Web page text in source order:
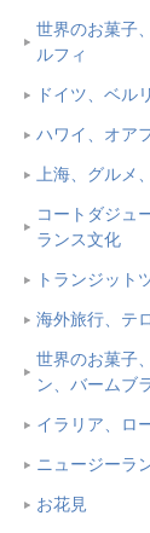
世界のお菓子
ルフィ
ドイツ、ベル
ハワイ、オア
上海、グルメ
コートダジュ
ランス文化
トランジット
海外旅行、テ
世界のお菓子
ン、バームブ
イラリア、ロ
ニュージーラ
お花見